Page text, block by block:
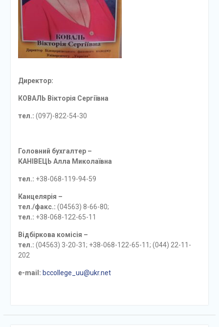
Директор:
КОВАЛЬ Вікторія Сергіївна
тел.: (097)-822-54-30
Головний бухгалтер –
КАНІВЕЦЬ Алла Миколаївна
тел.: +38-068-119-94-59
Канцелярія –
тел./факс.: (04563) 8-66-80;
тел.: +38-068-122-65-11
Відбіркова комісія –
тел.: (04563) 3-20-31; +38-068-122-65-11; (044) 22-11-
202
e-mail: bccollege_uu@ukr.net